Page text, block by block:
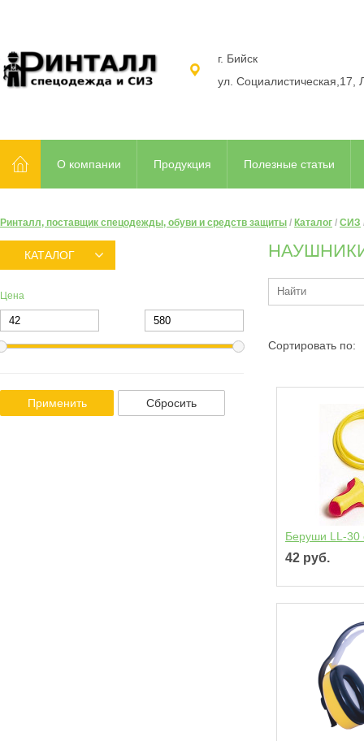
г. Бийск
ул. Социалистическая,17,
О компании Продукция Полезные статьи
Ринталл, поставщик спецодежды, обуви и средств защиты / Каталог / СИЗ
КАТАЛОГ
Цена
Применить Сбросить
Сортировать по:
Беруши LL-30
42 руб.